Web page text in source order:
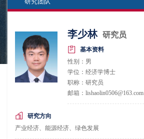
李少林 研究员
基本资料
性别：男
学位：经济学博士
职称：研究员
邮箱：lishaolin0506@163.com
研究方向
产业经济、能源经济、绿色发展